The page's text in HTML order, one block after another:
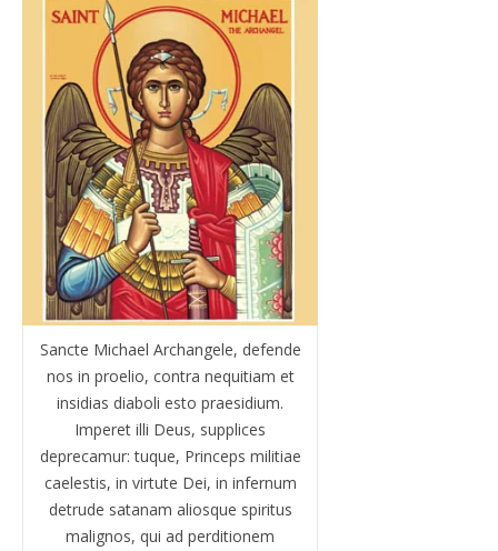
Sancte Michael Archangele, defende
nos in proelio, contra nequitiam et
insidias diaboli esto praesidium.
Imperet illi Deus, supplices
deprecamur: tuque, Princeps militiae
caelestis, in virtute Dei, in infernum
detrude satanam aliosque spiritus
malignos, qui ad perditionem